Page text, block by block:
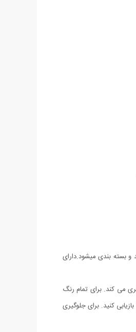
بسته بندی میشود.دارای
می کند. برای تمام رنگ
کنید. برای جلوگیری